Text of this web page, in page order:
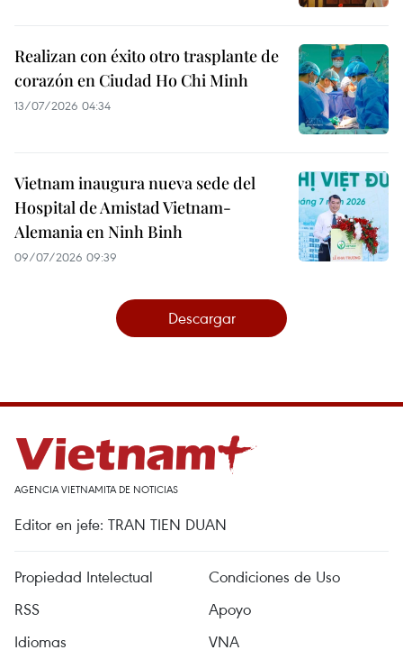
Realizan con éxito otro trasplante de
corazón en Ciudad Ho Chi Minh
13/07/2026 04:34
Vietnam inaugura nueva sede del
Hospital de Amistad Vietnam-
Alemania en Ninh Binh
09/07/2026 09:39
Descargar
AGENCIA VIETNAMITA DE NOTICIAS
Editor en jefe: TRAN TIEN DUAN
Propiedad Intelectual
Condiciones de Uso
RSS
Apoyo
Idiomas
VNA